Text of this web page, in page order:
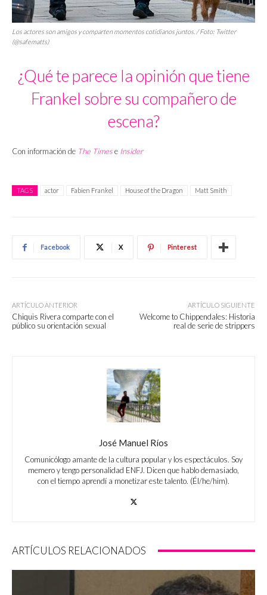
Los actores son amigos y comparten momentos cotidianos juntos. / Foto: Twitter
(@safematts)
¿Qué te parece la opinión que tiene
Frankel sobre su compañero de
escena?
Con información de The Timese Insider
TAGS actor Fabien Frankel House of the Dragon Matt Smith
Facebook X Pinterest
ARTÍCULO ANTERIOR
Chiquis Rivera comparte con el
público su orientación sexual
ARTÍCULO SIGUIENTE
Welcome to Chippendales: Historia
real de serie de strippers
José Manuel Ríos
Comunicólogo amante de la cultura popular y los espectáculos. Soy
memero y tengo personalidad ENFJ. Dicen que hablo demasiado,
con el tiempo aprendí a monetizar este talento. (Él/he/him).
ARTÍCULOS RELACIONADOS